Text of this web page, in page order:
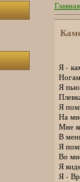
Главная
Я -
Я пью
Я
На
Мне
В
Я
Во
Я
Я -